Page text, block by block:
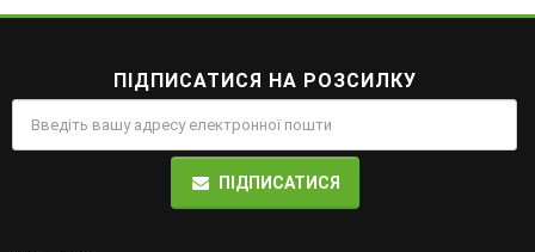
ПІДПИСАТИСЯ НА РОЗСИЛКУ
ПІДПИСАТИСЯ